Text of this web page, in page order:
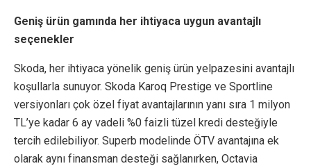
Geniş ürün gamında her ihtiyaca uygun avantajlı
seçenekler
Skoda, her ihtiyaca yönelik geniş ürün yelpazesini avantajlı
koşullarla sunuyor. Skoda Karoq Prestige ve Sportline
versiyonları çok özel fiyat avantajlarının yanı sıra 1 milyon
TL’ye kadar 6 ay vadeli %0 faizli tüzel kredi desteğiyle
tercih edilebiliyor. Superb modelinde ÖTV avantajına ek
olarak aynı finansman desteği sağlanırken, Octavia